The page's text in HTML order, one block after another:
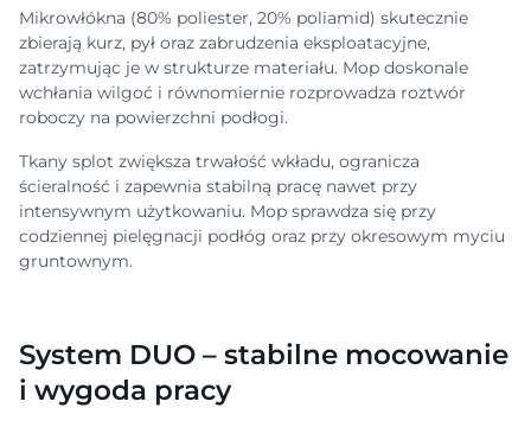
Mikrowłókna (80% poliester, 20% poliamid) skutecznie
zbierają kurz, pył oraz zabrudzenia eksploatacyjne,
zatrzymując je w strukturze materiału. Mop doskonale
wchłania wilgoć i równomiernie rozprowadza roztwór
roboczy na powierzchni podłogi.
Tkany splot zwiększa trwałość wkładu, ogranicza
ścieralność i zapewnia stabilną pracę nawet przy
intensywnym użytkowaniu. Mop sprawdza się przy
codziennej pielęgnacji podłóg oraz przy okresowym myciu
gruntownym.
System DUO – stabilne mocowanie
i wygoda pracy